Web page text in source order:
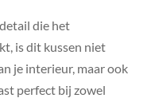
die het
is dit kussen niet
je interieur, maar ook
perfect bij zowel